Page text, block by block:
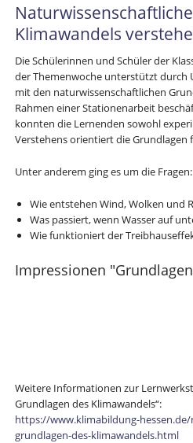
Klimawandels
Die Schülerinnen und Schüler der
der Themenwoche unterstützt durch
mit den naturwissenschaftlichen
Rahmen einer Stationenarbeit
konnten die Lernenden sowohl
Verstehens orientiert die Grundlagen
Unter anderem ging es um die Fragen:
Wie entstehen Wind, Wolken und
Was passiert, wenn Wasser auf
Wie funktioniert der
Impressionen
Weitere Informationen zur
Grundlagen des Klimawandels“:
https://www.klimabildung-
grundlagen-des-klimawandels.html